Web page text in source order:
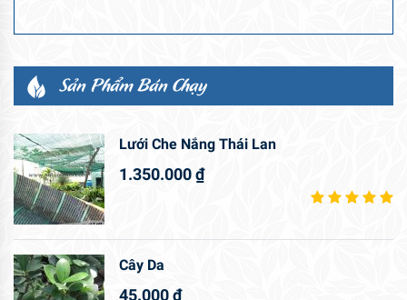
Sản Phẩm Bán Chạy
Lưới Che Nắng Thái Lan
1.350.000₫
Cây Da
45.000₫